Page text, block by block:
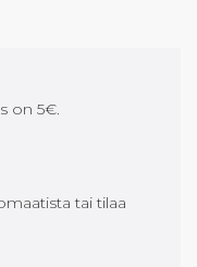
on 5€.
tai tilaa